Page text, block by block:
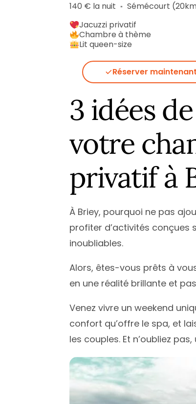
140 € la nuit ▪︎ Sémécourt
Jacuzzi privatif
Chambre à thème
Lit queen-size
Réserver maintenant
3 idées
votre
privatif à
À Briey, pourquoi ne pas
profiter d’activités conçues
inoubliables.
Alors, êtes-vous prêts à
en une réalité brillante et
Venez vivre un weekend
confort qu’offre le spa, et
les couples. Et n’oubliez